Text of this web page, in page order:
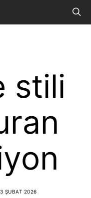
stili
3 ŞUBAT 2026